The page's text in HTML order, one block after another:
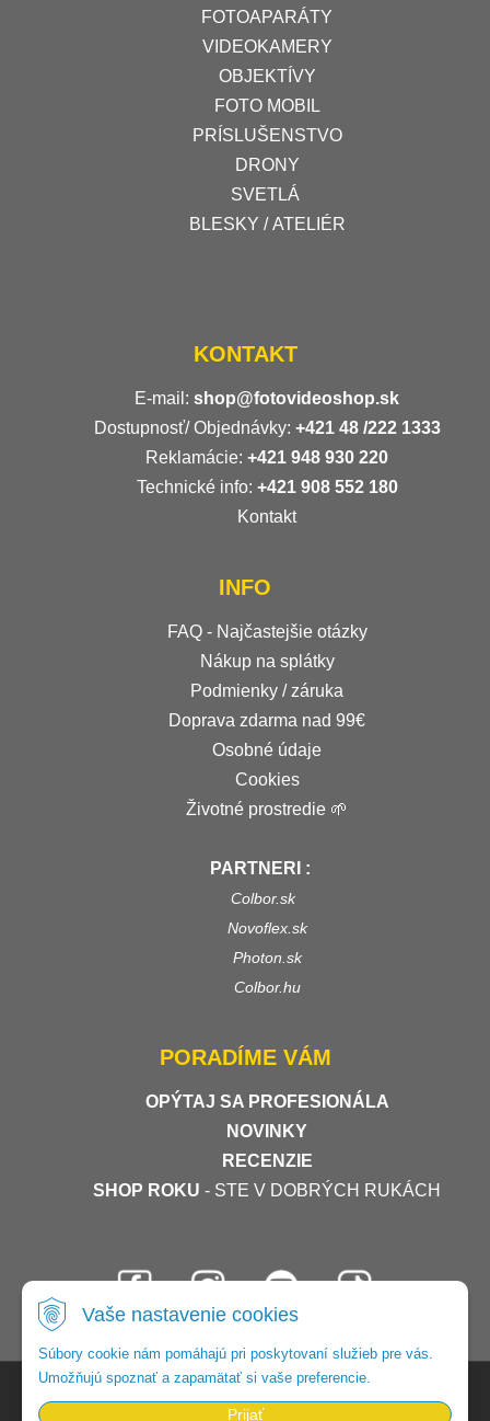
Vaše nastavenie cookies
Súbory cookie nám pomáhajú pri poskytovaní služieb pre vás.
Umožňujú spoznať a zapamätať si vaše preferencie.
Prijať
FOTOAPARÁTY
VIDEOKAMERY
OBJEKTÍVY
FOTO MOBIL
PRÍSLUŠENSTVO
DRONY
SVETLÁ
BLESKY / ATELIÉR
KONTAKT
E-mail: shop@fotovideoshop.sk
Dostupnosť/ Objednávky: +421 48 /222 1333
Reklamácie: +421 948 930 220
Technické info: +421 908 552 180
Kontakt
INFO
FAQ - Najčastejšie otázky
Nákup na splátky
Podmienky / záruka
Doprava zdarma nad 99€
Osobné údaje
Cookies
Životné prostredie 🌱
PARTNERI :
Colbor.sk
Novoflex.sk
Photon.sk
Colbor.hu
PORADÍME VÁM
OPÝTAJ SA PROFESIONÁLA
NOVINKY
RECENZIE
SHOP ROKU - STE V DOBRÝCH RUKÁCH
© 2026 Foto-video-shop •tvorba eshopu cez UNIobchod
spoločnostiWEBYGROUP